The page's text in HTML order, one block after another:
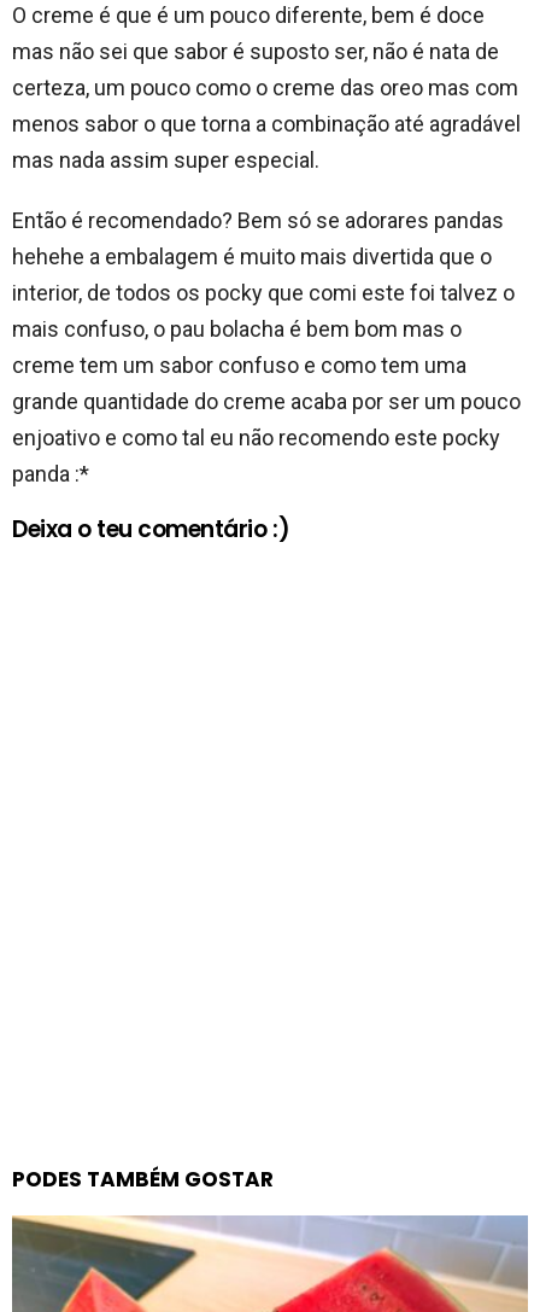
O creme é que é um pouco diferente, bem é doce
mas não sei que sabor é suposto ser, não é nata de
certeza, um pouco como o creme das oreo mas com
menos sabor o que torna a combinação até agradável
mas nada assim super especial.
Então é recomendado? Bem só se adorares pandas
hehehe a embalagem é muito mais divertida que o
interior, de todos os pocky que comi este foi talvez o
mais confuso, o pau bolacha é bem bom mas o
creme tem um sabor confuso e como tem uma
grande quantidade do creme acaba por ser um pouco
enjoativo e como tal eu não recomendo este pocky
panda :*
Deixa o teu comentário :)
PODES TAMBÉM GOSTAR